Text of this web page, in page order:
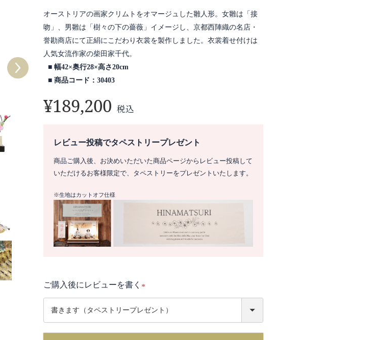
オーストリアの画家クリムトをオマージュした雛人形。女雛は「接
吻」、男雛は「樹々の下の薔薇」イメージし、京都西陣織の名店・
誉勘商店にて正絹にこだわり衣裳を製作しました。衣裳着せ付けは
人気女流作家の柴田家千代。
幅42×奥行28×高さ20cm
商品コード：30403
¥189,200 税込
レビュー投稿でタペストリープレゼント
商品ご購入後、お決めいただいた商品ページからレビュー投稿して
いただけるお客様限定で、タペストリーをプレゼントいたします。
※生地はカットオフ仕様
ご購入後にレビューを書く
須